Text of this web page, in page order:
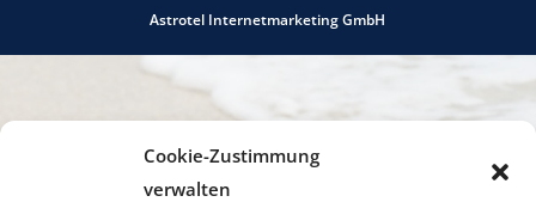
Cookie-Zustimmung
verwalten
Astrotel Internetmarketing GmbH